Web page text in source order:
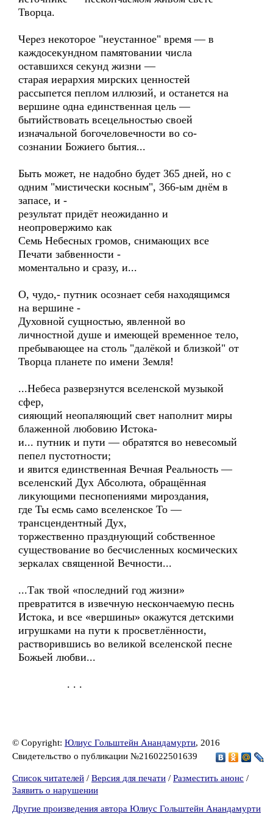
Творца.
Через некоторое "неустанное" время — в
каждосекундном памятовании числа
оставшихся секунд жизни —
старая иерархия мирских ценностей
рассыпется пеплом иллюзий, и останется на
вершине одна единственная цель —
бытийствовать всецельностью своей
изначальной богочеловечности во со-
сознании Божиего бытия...
Быть может, не надобно будет 365 дней, но с
одним "мистически косным", 366-ым днём в
запасе, и -
результат придёт неожиданно и
неопровержимо как
Семь Небесных громов, снимающих все
Печати забвенности -
моментально и сразу, и...
О, чудо,- путник осознает себя находящимся
на вершине -
Духовной сущностью, явленной во
личностной душе и имеющей временное тело,
пребывающее на столь "далёкой и близкой" от
Творца планете по имени Земля!
...Небеса разверзнутся вселенской музыкой
сфер,
сияющий неопаляющий свет наполнит миры
блаженной любовию Истока-
и... путник и пути — обратятся во невесомый
пепел пустотности;
и явится единственная Вечная Реальность —
вселенский Дух Абсолюта, обращённая
ликующими песнопениями мироздания,
где Ты есмь само вселенское То —
трансцендентный Дух,
торжественно празднующий собственное
существование во бесчисленных космических
зеркалах священной Вечности...
...Так твой «последний год жизни»
превратится в извечную нескончаемую песнь
Истока, и все «вершины» окажутся детскими
игрушками на пути к просветлённости,
растворившись во великой вселенской песне
Божьей любви...
. . .
© Copyright: Юлиус Гольштейн Анандамурти, 2016
Свидетельство о публикации №216022501639
Список читателей / Версия для печати / Разместить анонс /
Заявить о нарушении
Другие произведения автора Юлиус Гольштейн Анандамурти